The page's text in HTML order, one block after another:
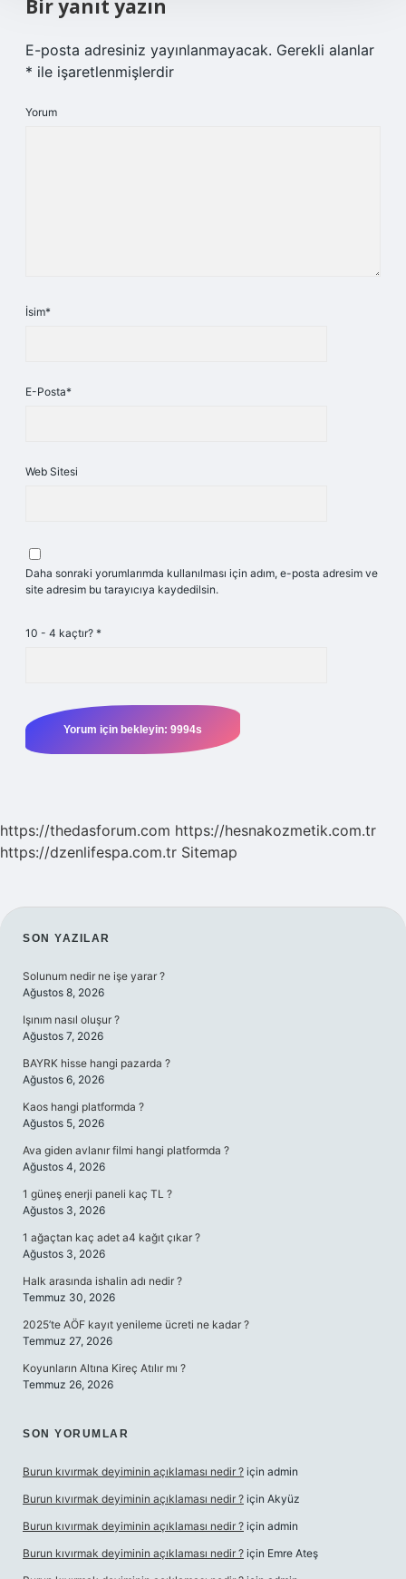
Bir yanıt yazın
E-posta adresiniz yayınlanmayacak. Gerekli alanlar
* ile işaretlenmişlerdir
Yorum
İsim*
E-Posta*
Web Sitesi
Daha sonraki yorumlarımda kullanılması için adım, e-posta adresim ve
site adresim bu tarayıcıya kaydedilsin.
10 - 4 kaçtır? *
https://thedasforum.com https://hesnakozmetik.com.tr
https://dzenlifespa.com.tr Sitemap
SIDEBAR
SON YAZILAR
Solunum nedir ne işe yarar ?
Ağustos 8, 2026
Işınım nasıl oluşur ?
Ağustos 7, 2026
BAYRK hisse hangi pazarda ?
Ağustos 6, 2026
Kaos hangi platformda ?
Ağustos 5, 2026
Ava giden avlanır filmi hangi platformda ?
Ağustos 4, 2026
1 güneş enerji paneli kaç TL ?
Ağustos 3, 2026
1 ağaçtan kaç adet a4 kağıt çıkar ?
Ağustos 3, 2026
Halk arasında ishalin adı nedir ?
Temmuz 30, 2026
2025’te AÖF kayıt yenileme ücreti ne kadar ?
Temmuz 27, 2026
Koyunların Altına Kireç Atılır mı ?
Temmuz 26, 2026
SON YORUMLAR
Burun kıvırmak deyiminin açıklaması nedir ? için admin
Burun kıvırmak deyiminin açıklaması nedir ? için Akyüz
Burun kıvırmak deyiminin açıklaması nedir ? için admin
Burun kıvırmak deyiminin açıklaması nedir ? için Emre Ateş